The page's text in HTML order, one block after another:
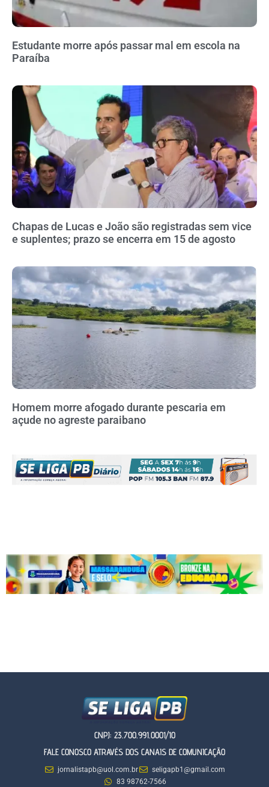
Estudante morre após passar mal em escola na
Paraíba
Chapas de Lucas e João são registradas sem vice
e suplentes; prazo se encerra em 15 de agosto
Homem morre afogado durante pescaria em
açude no agreste paraibano
CNPJ: 23.700.991.0001/10
FALE CONOSCO ATRAVÉS DOS CANAIS DE COMUNICAÇÃO
jornalistapb@uol.com.br
seligapb1@gmail.com
83 98762-7566